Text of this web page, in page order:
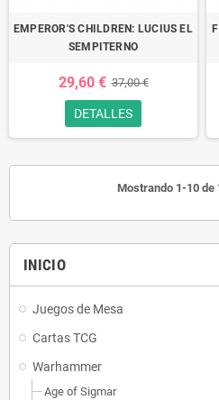
INICIO
Juegos de Mesa
Cartas TCG
Warhammer
Age of Sigmar
EMPEROR'S CHILDREN: LUCIUS EL
SEMPITERNO
29,60 € 37,00 €
DETALLES
Mostrando 1-10